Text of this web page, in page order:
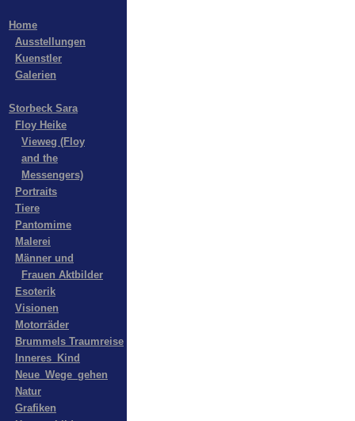
Home
Ausstellungen
Kuenstler
Galerien
Storbeck Sara
Floy Heike
Vieweg (Floy
and the
Messengers)
Portraits
Tiere
Pantomime
Malerei
Männer und
Frauen Aktbilder
Esoterik
Visionen
Motorräder
Brummels Traumreise
Inneres_Kind
Neue_Wege_gehen
Natur
Grafiken